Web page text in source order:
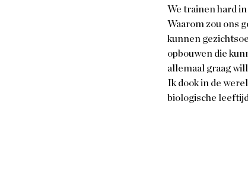
We trainen hard
Waarom zou ons
kunnen
opbouwen die
allemaal graag
Ik dook in de
biologische